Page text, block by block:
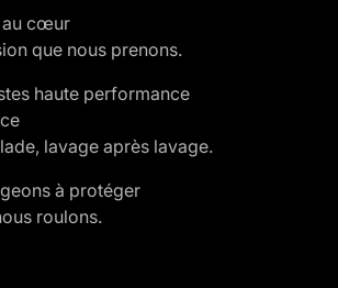
au cœur
que nous prenons.
haute performance
lavage après lavage.
à protéger
roulons.